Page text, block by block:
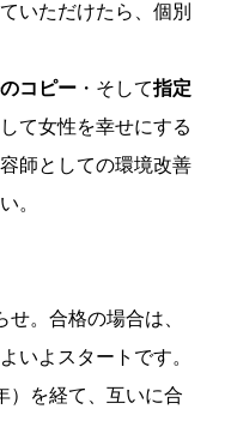
いただけたら、個別
コピー ・そして指定
て女性を幸せにする
師としての環境改善
。
。合格の場合は、
いよスタートです。
）を経て、互いに合